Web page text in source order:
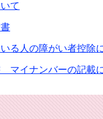
て
る人の障がい者控除
マイナンバーの記載